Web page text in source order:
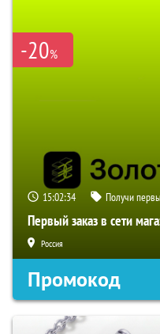
-20%
15:02:32 Получи
Первый заказ в сети
Россия
Промокод